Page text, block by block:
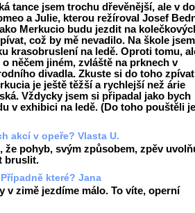
tance jsem trochu dřevěnější, ale v
a Julie, kterou režíroval Josef
Merkucio budu jezdit na
což by mě nevadilo. Na škole jsem
krasobruslení na ledě. Oproti tomu,
něčem jiném, zvláště na prknech v
divadla. Zkuste si do toho
je ještě těžší a rychlejší než árie
Vždycky jsem si připadal jako bych
v exhibici na ledě. (Do toho pouštěli
akcí v opeře? Vlasta U.
že pohyb, svým způsobem, zpěv
bruslit.
které? Jana
v zimě jezdíme málo. To víte, operní